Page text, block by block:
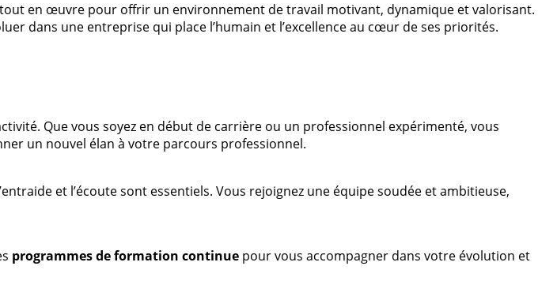
en œuvre pour offrir un environnement de travail motivant, dynamique et valorisant.
dans une entreprise qui place l’humain et l’excellence au cœur de ses priorités.
Que vous soyez en début de carrière ou un professionnel expérimenté, vous
un nouvel élan à votre parcours professionnel.
et l’écoute sont essentiels. Vous rejoignez une équipe soudée et ambitieuse,
programmes de formation continue pour vous accompagner dans votre évolution et